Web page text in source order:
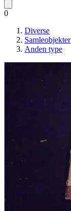
0
Diverse
Samleobjekter
Anden type